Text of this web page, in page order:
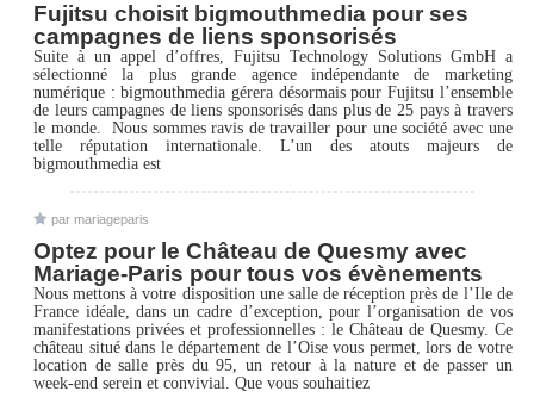
Fujitsu choisit bigmouthmedia pour ses
campagnes de liens sponsorisés
Suite à un appel d’offres, Fujitsu Technology Solutions GmbH a
sélectionné la plus grande agence indépendante de marketing
numérique : bigmouthmedia gérera désormais pour Fujitsu l’ensemble
de leurs campagnes de liens sponsorisés dans plus de 25 pays à travers
le monde.  Nous sommes ravis de travailler pour une société avec une
telle réputation internationale. L’un des atouts majeurs de
bigmouthmedia est
par mariageparis
Optez pour le Château de Quesmy avec
Mariage-Paris pour tous vos évènements
Nous mettons à votre disposition une salle de réception près de l’Ile de
France idéale, dans un cadre d’exception, pour l’organisation de vos
manifestations privées et professionnelles : le Château de Quesmy. Ce
château situé dans le département de l’Oise vous permet, lors de votre
location de salle près du 95, un retour à la nature et de passer un
week-end serein et convivial. Que vous souhaitiez